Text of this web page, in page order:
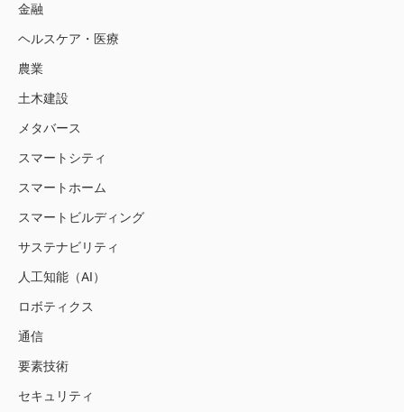
金融
ヘルスケア・医療
農業
土木建設
メタバース
スマートシティ
スマートホーム
スマートビルディング
サステナビリティ
人工知能（AI）
ロボティクス
通信
要素技術
セキュリティ